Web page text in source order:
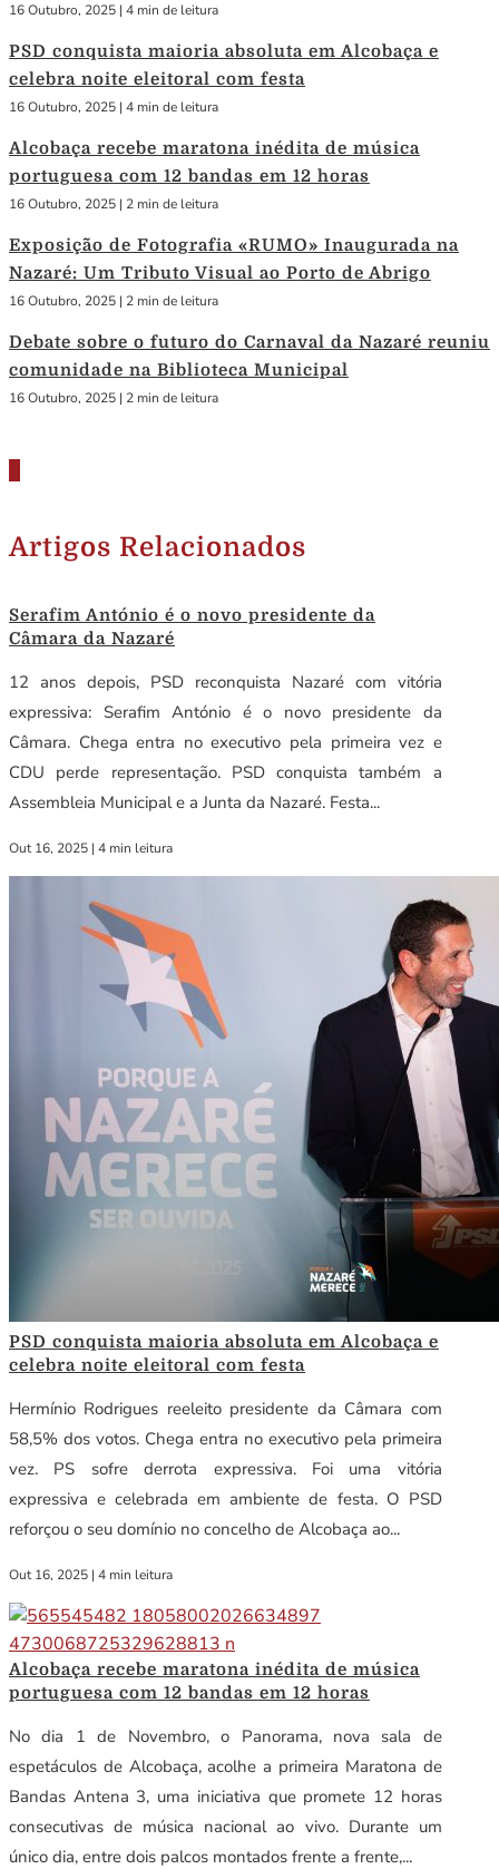
16 Outubro, 2025 | 4 min de leitura
PSD conquista maioria absoluta em Alcobaça e
celebra noite eleitoral com festa
16 Outubro, 2025 | 4 min de leitura
Alcobaça recebe maratona inédita de música
portuguesa com 12 bandas em 12 horas
16 Outubro, 2025 | 2 min de leitura
Exposição de Fotografia «RUMO» Inaugurada na
Nazaré: Um Tributo Visual ao Porto de Abrigo
16 Outubro, 2025 | 2 min de leitura
Debate sobre o futuro do Carnaval da Nazaré reuniu
comunidade na Biblioteca Municipal
16 Outubro, 2025 | 2 min de leitura
Artigos Relacionados
Serafim António é o novo presidente da
Câmara da Nazaré
12 anos depois, PSD reconquista Nazaré com vitória
expressiva: Serafim António é o novo presidente da
Câmara. Chega entra no executivo pela primeira vez e
CDU perde representação. PSD conquista também a
Assembleia Municipal e a Junta da Nazaré. Festa...
Out 16, 2025 | 4 min leitura
PSD conquista maioria absoluta em Alcobaça e
celebra noite eleitoral com festa
Hermínio Rodrigues reeleito presidente da Câmara com
58,5% dos votos. Chega entra no executivo pela primeira
vez. PS sofre derrota expressiva. Foi uma vitória
expressiva e celebrada em ambiente de festa. O PSD
reforçou o seu domínio no concelho de Alcobaça ao...
Out 16, 2025 | 4 min leitura
Alcobaça recebe maratona inédita de música
portuguesa com 12 bandas em 12 horas
No dia 1 de Novembro, o Panorama, nova sala de
espetáculos de Alcobaça, acolhe a primeira Maratona de
Bandas Antena 3, uma iniciativa que promete 12 horas
consecutivas de música nacional ao vivo. Durante um
único dia, entre dois palcos montados frente a frente,...